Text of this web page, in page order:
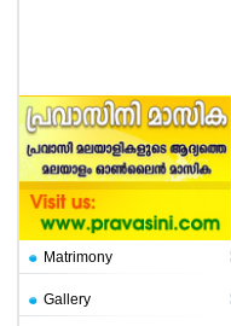
Matrimony
Gallery